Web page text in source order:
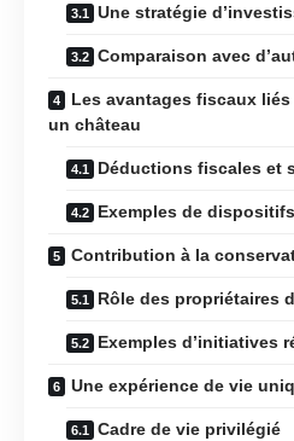
Une stratégie
Comparaison avec
Les avantages fiscaux
un château
Déductions fiscales et
Exemples de
Contribution à la
Rôle des propriétaires
Exemples d’initiatives
Une expérience de vie
Cadre de vie privilégié